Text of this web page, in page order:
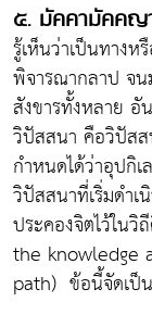
๕. มัคคามัคค
รู้เห็นว่าเป็นทางห
พิจารณากลาป จน
สังขารทั้งหลาย
วิปัสสนา คือวิปัส
กำหนดได้ว่าอุปกิ
วิปัสสนาที่เริ่มดำ
ประคองจิตไว้ใ
the knowledge
path) ข้อนี้จัดเป็